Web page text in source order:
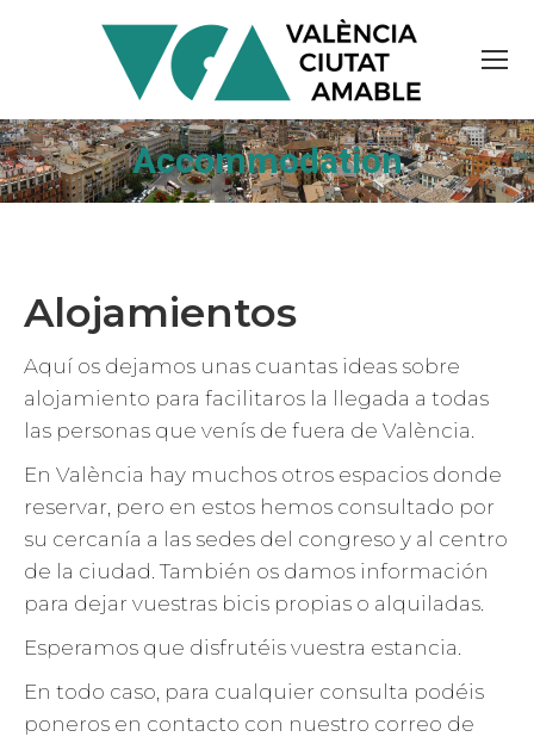
Accommodation
Alojamientos
Aquí os dejamos unas cuantas ideas sobre
alojamiento para facilitaros la llegada a todas
las personas que venís de fuera de València.
En València hay muchos otros espacios donde
reservar, pero en estos hemos consultado por
su cercanía a las sedes del congreso y al centro
de la ciudad. También os damos información
para dejar vuestras bicis propias o alquiladas.
Esperamos que disfrutéis vuestra estancia.
En todo caso, para cualquier consulta podéis
poneros en contacto con nuestro correo de